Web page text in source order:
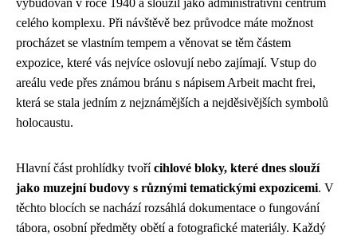
vybudován v roce 1940 a sloužil jako administrativní centrum
celého komplexu. Při návštěvě bez průvodce máte možnost
procházet se vlastním tempem a věnovat se těm částem
expozice, které vás nejvíce oslovují nebo zajímají. Vstup do
areálu vede přes známou bránu s nápisem Arbeit macht frei,
která se stala jedním z nejznámějších a nejděsivějších symbolů
holocaustu.
Hlavní část prohlídky tvořícihlové bloky, které dnes slouží
jako muzejní budovy s různými tematickými expozicemi. V
těchto blocích se nachází rozsáhlá dokumentace o fungování
tábora, osobní předměty obětí a fotografické materiály. Každý